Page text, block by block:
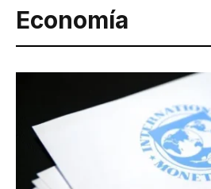
Economía